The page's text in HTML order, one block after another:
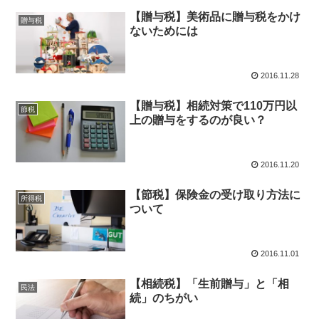
贈与税
【贈与税】美術品に贈与税をかけ
ないためには
2016.11.28
節税
【贈与税】相続対策で110万円以
上の贈与をするのが良い？
2016.11.20
所得税
【節税】保険金の受け取り方法に
ついて
2016.11.01
民法
【相続税】「生前贈与」と「相
続」のちがい